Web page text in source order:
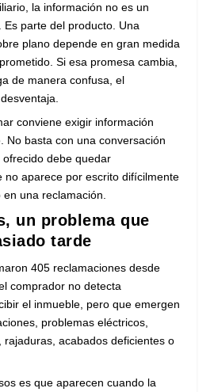
la información no es un
Es parte del producto. Una
plano depende en gran medida
Si esa promesa cambia,
de manera confusa, el
conviene exigir información
No basta con una conversación
debe quedar
no aparece por escrito difícilmente
una reclamación.
un problema que
tarde
405 reclamaciones desde
comprador no detecta
el inmueble, pero que emergen
problemas eléctricos,
acabados deficientes o
es que aparecen cuando la